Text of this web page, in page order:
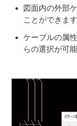
図面内の外部
ことができます
ケーブルの属
らの選択が可能